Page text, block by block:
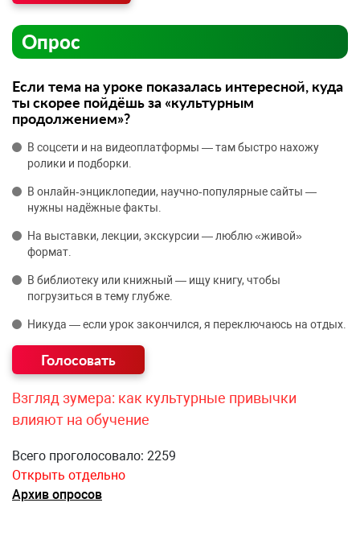
Опрос
Если тема на уроке показалась интересной, куда
ты скорее пойдёшь за «культурным
продолжением»?
В соцсети и на видеоплатформы — там быстро нахожу
ролики и подборки.
В онлайн‑энциклопедии, научно‑популярные сайты —
нужны надёжные факты.
На выставки, лекции, экскурсии — люблю «живой»
формат.
В библиотеку или книжный — ищу книгу, чтобы
погрузиться в тему глубже.
Никуда — если урок закончился, я переключаюсь на отдых.
Взгляд зумера: как культурные привычки
влияют на обучение
Всего проголосовало: 2259
Открыть отдельно
Архив опросов